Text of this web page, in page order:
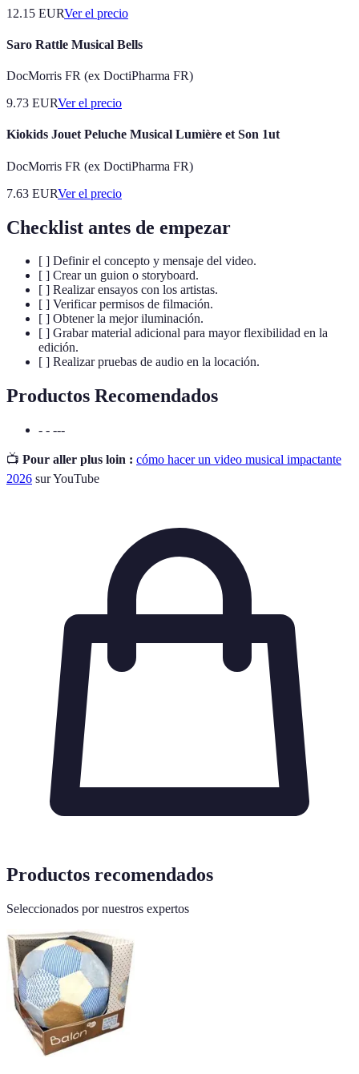
12.15 EURVer el precio
Saro Rattle Musical Bells
DocMorris FR (ex DoctiPharma FR)
9.73 EURVer el precio
Kiokids Jouet Peluche Musical Lumière et Son 1ut
DocMorris FR (ex DoctiPharma FR)
7.63 EURVer el precio
Checklist antes de empezar
[ ] Definir el concepto y mensaje del video.
[ ] Crear un guion o storyboard.
[ ] Realizar ensayos con los artistas.
[ ] Verificar permisos de filmación.
[ ] Obtener la mejor iluminación.
[ ] Grabar material adicional para mayor flexibilidad en la
edición.
[ ] Realizar pruebas de audio en la locación.
Productos Recomendados
- - ---
📺 Pour aller plus loin : cómo hacer un video musical impactante
2026 sur YouTube
Productos recomendados
Seleccionados por nuestros expertos